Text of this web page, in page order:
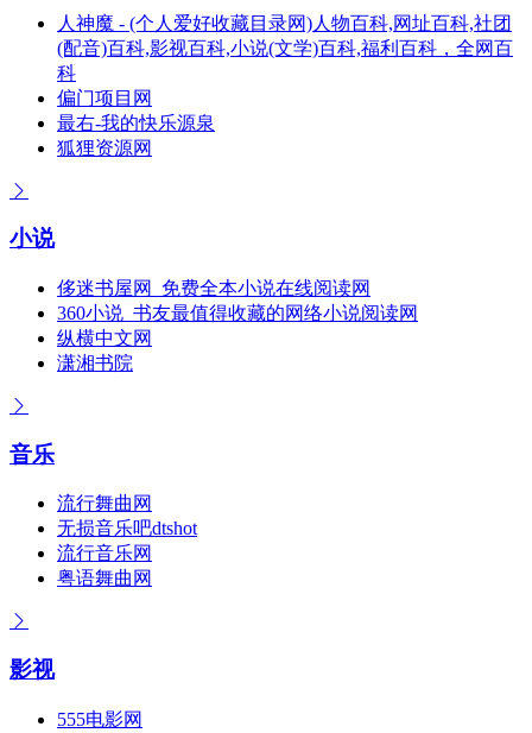
人神魔 - (个人爱好收藏目录网)人物百科,网址百科,社团
(配音)百科,影视百科,小说(文学)百科,福利百科，全网百
科
偏门项目网
最右-我的快乐源泉
狐狸资源网
小说
侈迷书屋网_免费全本小说在线阅读网
360小说_书友最值得收藏的网络小说阅读网
纵横中文网
潇湘书院
音乐
流行舞曲网
无损音乐吧dtshot
流行音乐网
粤语舞曲网
影视
555电影网